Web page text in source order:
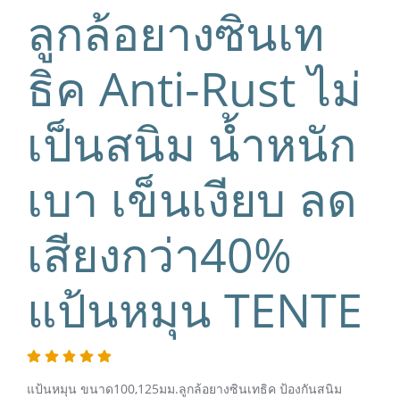
ลูกล้อยางซินเท
ธิค Anti-Rust ไม่
เป็นสนิม น้ำหนัก
เบา เข็นเงียบ ลด
เสียงกว่า40%
แป้นหมุน TENTE
แป้นหมุน ขนาด100,125มม.ลูกล้อยางซินเทธิค ป้องกันสนิม